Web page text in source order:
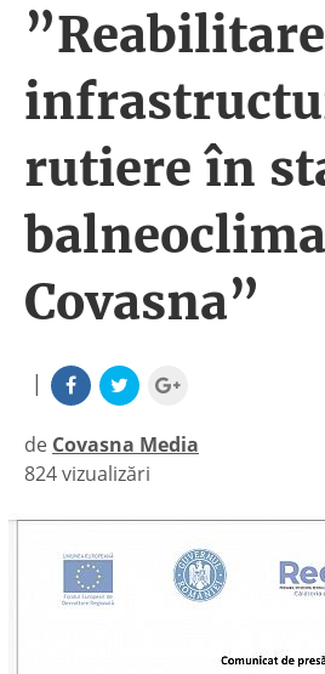
rutiere în
Covasna”
|
de Covasna Media
|
824 vizualizări